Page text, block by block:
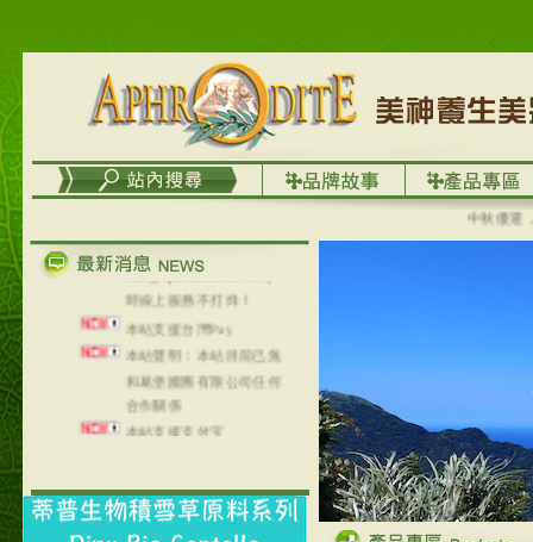
中秋優選，
地區～
在外租屋者、居住處無管
理員、不方便在工作地點
取件者，歡迎多多使用
【郵局i郵箱】的服務喔～
【i郵箱】設立的地點，請
進入內頁連結～
Line@aphrodite2020 24小
時線上服務不打烊！
本站支援台灣Pay
本站聲明：本站目前已無
和葛堡國際有限公司任何
合作關係
本站支援支付宝
2017年1月1日起，中国大
NT$320(RMB￥71.00)